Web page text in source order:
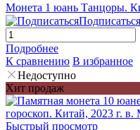
Монета 1 юань Танцоры.
Подписаться
Подробнее
К сравнению В избранное
Недоступно
Хит продаж
Быстрый просмотр